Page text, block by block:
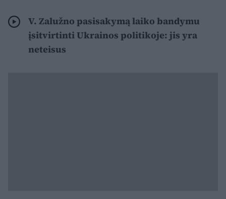
V. Zalužno pasisakymą laiko bandymu
įsitvirtinti Ukrainos politikoje: jis yra
neteisus